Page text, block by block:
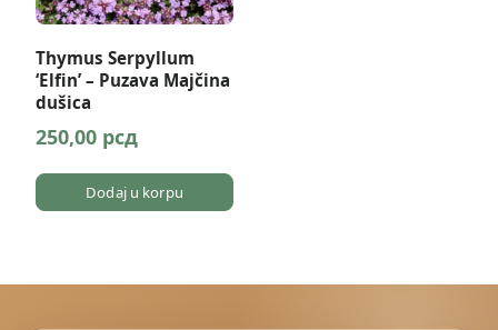
Thymus Serpyllum
‘Elfin’ – Puzava Majčina
dušica
250,00 рсд
Dodaj u korpu